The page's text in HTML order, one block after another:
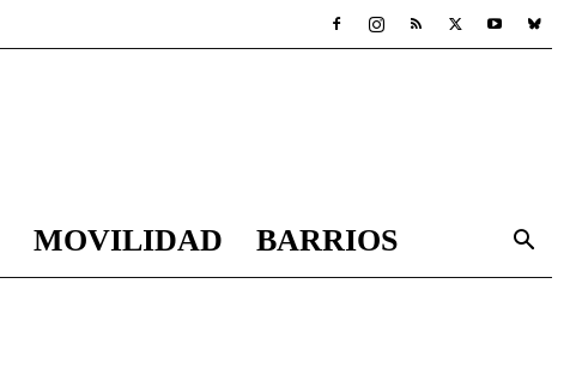
MOVILIDAD BARRIOS